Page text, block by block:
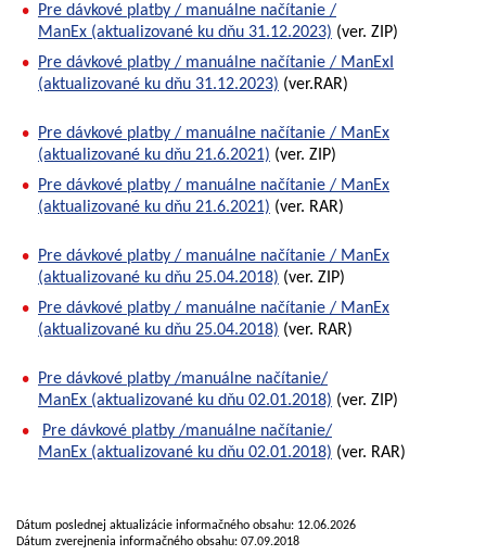
Pre dávkové platby / manuálne načítanie /
ManEx (aktualizované ku dňu 31.12.2023) (ver. ZIP)
Pre dávkové platby / manuálne načítanie / ManExI
(aktualizované ku dňu 31.12.2023) (ver.RAR)
Pre dávkové platby / manuálne načítanie / ManEx
(aktualizované ku dňu 21.6.2021) (ver. ZIP)
Pre dávkové platby / manuálne načítanie / ManEx
(aktualizované ku dňu 21.6.2021) (ver. RAR)
Pre dávkové platby / manuálne načítanie / ManEx
(aktualizované ku dňu 25.04.2018) (ver. ZIP)
Pre dávkové platby / manuálne načítanie / ManEx
(aktualizované ku dňu 25.04.2018) (ver. RAR)
Pre dávkové platby /manuálne načítanie/
ManEx (aktualizované ku dňu 02.01.2018) (ver. ZIP)
Pre dávkové platby /manuálne načítanie/
ManEx (aktualizované ku dňu 02.01.2018) (ver. RAR)
Dátum poslednej aktualizácie informačného obsahu: 12.06.2026
Dátum zverejnenia informačného obsahu: 07.09.2018